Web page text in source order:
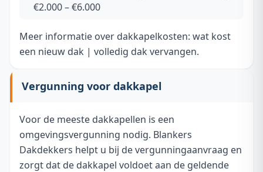
€2.000 – €6.000
Meer informatie over dakkapelkosten: wat kost
een nieuw dak | volledig dak vervangen.
Vergunning voor dakkapel
Voor de meeste dakkapellen is een
omgevingsvergunning nodig. Blankers
Dakdekkers helpt u bij de vergunningaanvraag en
zorgt dat de dakkapel voldoet aan de geldende